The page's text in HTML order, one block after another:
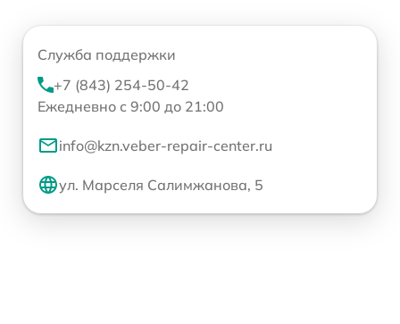
Служба поддержки
+7 (843) 254-50-42
Ежедневно с 9:00 до 21:00
info@kzn.veber-repair-center.ru
ул. Марселя Салимжанова, 5